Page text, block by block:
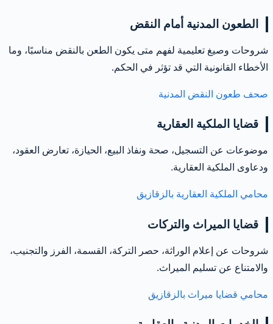
الطعون المدنية أمام النقض
شروحات وصيغ تعليمية لفهم متى يكون الطعن بالنقض مناسبًا، وما
الأخطاء القانونية التي قد تؤثر في الحكم.
صحف طعون النقض المدنية
قضايا الملكية العقارية
موضوعات عن التسجيل، صحة ونفاذ البيع، الحيازة، تعارض العقود،
ودعاوى الملكية العقارية.
محامي الملكية العقارية بالزقازيق
قضايا الميراث والتركات
شروحات عن إعلام الوراثة، حصر التركة، القسمة، الفرز والتجنيب،
والامتناع عن تسليم الميراث.
محامي قضايا ميراث بالزقازيق